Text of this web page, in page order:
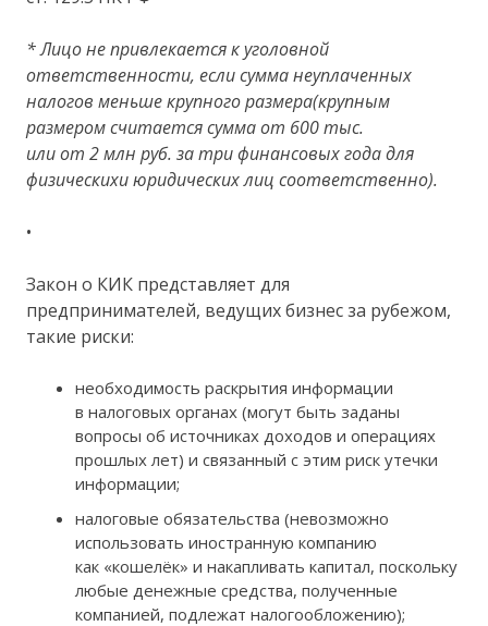
* Лицо не привлекается к уголовной
ответственности, если сумма неуплаченных
налогов меньше крупного размера(крупным
размером считается сумма от 600 тыс.
или от 2 млн руб. за три финансовых года для
физическихи юридических лиц соответственно).
•
Закон о КИК представляет для
предпринимателей, ведущих бизнес за рубежом,
такие риски:
необходимость раскрытия информации
в налоговых органах (могут быть заданы
вопросы об источниках доходов и операциях
прошлых лет) и связанный с этим риск утечки
информации;
налоговые обязательства (невозможно
использовать иностранную компанию
как «кошелёк» и накапливать капитал, поскольку
любые денежные средства, полученные
компанией, подлежат налогообложению);